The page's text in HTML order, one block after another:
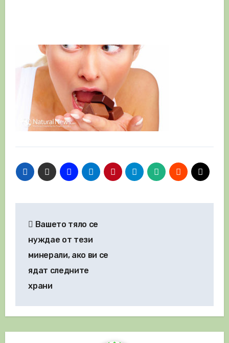
Вашето тяло се
нуждае от тези
минерали, ако ви се
ядат следните
храни